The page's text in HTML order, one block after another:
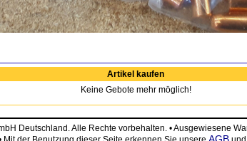
Artikel kaufen
Keine Gebote mehr möglich!
Deutschland. Alle Rechte vorbehalten. • Ausgewiesene